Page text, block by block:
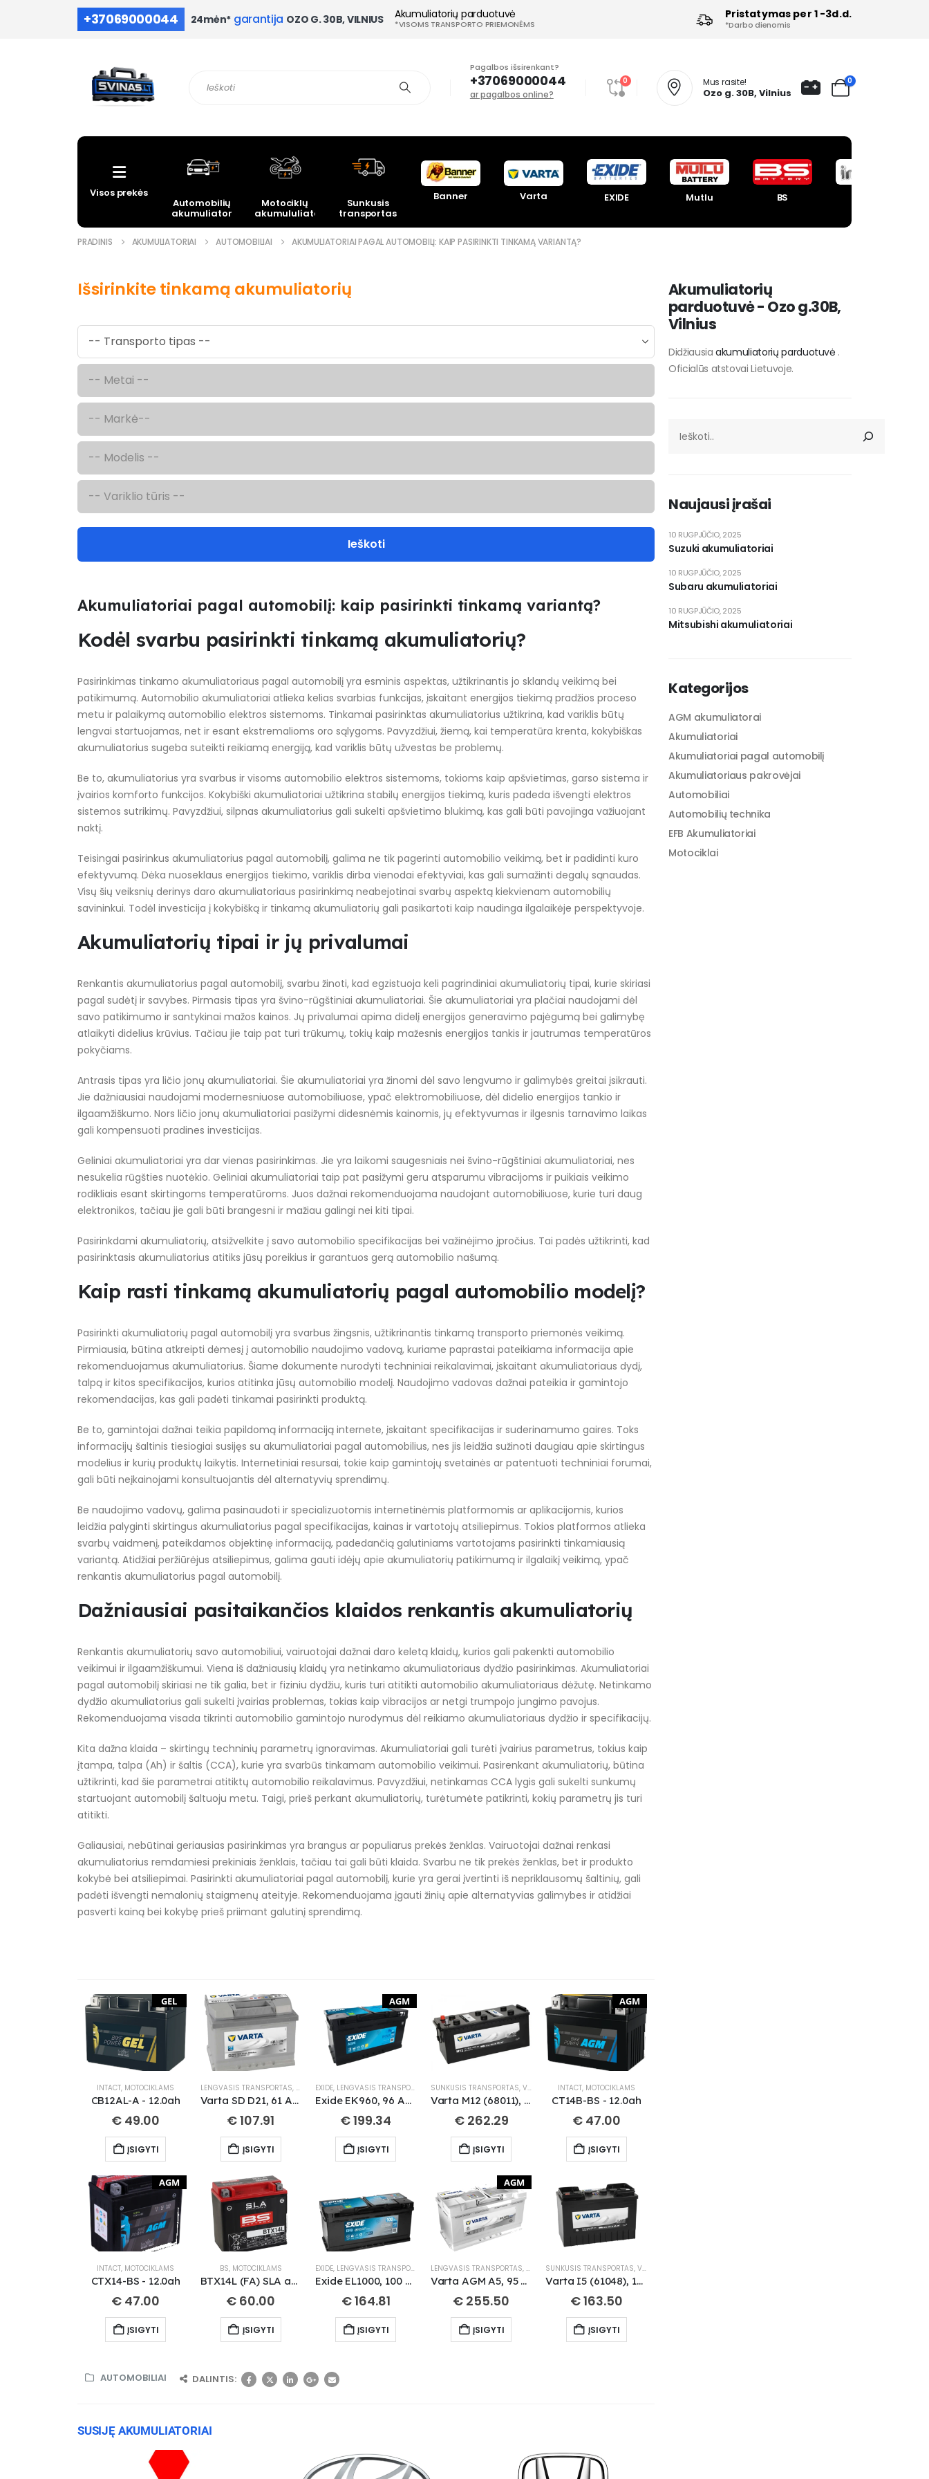
+37069000044 24mėn* garantija OZO G. 30B, VILNIUS Akumuliatorių parduotuvė
*VISOMS TRANSPORTO PRIEMONĖMS
Pristatymas per 1 -3d.d.
*Darbo dienomis
Pagalbos išsirenkant?
+37069000044
ar pagalbos online?
0 Mus rasite!
Ozo g. 30B, Vilnius
0
Visos prekės
Automobilių
akumuliatoriai
Motociklų
akumululiatoriai
Sunkusis
transportas
Banner Varta EXIDE Mutlu BS
PRADINIS AKUMULIATORIAI AUTOMOBILIAI AKUMULIATORIAI PAGAL AUTOMOBILĮ: KAIP PASIRINKTI TINKAMĄ VARIANTĄ?
Išsirinkite tinkamą akumuliatorių
Ieškoti
Akumuliatoriai pagal automobilį: kaip pasirinkti tinkamą variantą?
Kodėl svarbu pasirinkti tinkamą akumuliatorių?
Pasirinkimas tinkamo akumuliatoriaus pagal automobilį yra esminis aspektas, užtikrinantis jo sklandų veikimą bei
patikimumą. Automobilio akumuliatoriai atlieka kelias svarbias funkcijas, įskaitant energijos tiekimą pradžios proceso
metu ir palaikymą automobilio elektros sistemoms. Tinkamai pasirinktas akumuliatorius užtikrina, kad variklis būtų
lengvai startuojamas, net ir esant ekstremalioms oro sąlygoms. Pavyzdžiui, žiemą, kai temperatūra krenta, kokybiškas
akumuliatorius sugeba suteikti reikiamą energiją, kad variklis būtų užvestas be problemų.
Be to, akumuliatorius yra svarbus ir visoms automobilio elektros sistemoms, tokioms kaip apšvietimas, garso sistema ir
įvairios komforto funkcijos. Kokybiški akumuliatoriai užtikrina stabilų energijos tiekimą, kuris padeda išvengti elektros
sistemos sutrikimų. Pavyzdžiui, silpnas akumuliatorius gali sukelti apšvietimo blukimą, kas gali būti pavojinga važiuojant
naktį.
Teisingai pasirinkus akumuliatorius pagal automobilį, galima ne tik pagerinti automobilio veikimą, bet ir padidinti kuro
efektyvumą. Dėka nuoseklaus energijos tiekimo, variklis dirba vienodai efektyviai, kas gali sumažinti degalų sąnaudas.
Visų šių veiksnių derinys daro akumuliatoriaus pasirinkimą neabejotinai svarbų aspektą kiekvienam automobilių
savininkui. Todėl investicija į kokybišką ir tinkamą akumuliatorių gali pasikartoti kaip naudinga ilgalaikėje perspektyvoje.
Akumuliatorių tipai ir jų privalumai
Renkantis akumuliatorius pagal automobilį, svarbu žinoti, kad egzistuoja keli pagrindiniai akumuliatorių tipai, kurie skiriasi
pagal sudėtį ir savybes. Pirmasis tipas yra švino-rūgštiniai akumuliatoriai. Šie akumuliatoriai yra plačiai naudojami dėl
savo patikimumo ir santykinai mažos kainos. Jų privalumai apima didelį energijos generavimo pajėgumą bei galimybę
atlaikyti didelius krūvius. Tačiau jie taip pat turi trūkumų, tokių kaip mažesnis energijos tankis ir jautrumas temperatūros
pokyčiams.
Antrasis tipas yra ličio jonų akumuliatoriai. Šie akumuliatoriai yra žinomi dėl savo lengvumo ir galimybės greitai įsikrauti.
Jie dažniausiai naudojami modernesniuose automobiliuose, ypač elektromobiliuose, dėl didelio energijos tankio ir
ilgaamžiškumo. Nors ličio jonų akumuliatoriai pasižymi didesnėmis kainomis, jų efektyvumas ir ilgesnis tarnavimo laikas
gali kompensuoti pradines investicijas.
Geliniai akumuliatoriai yra dar vienas pasirinkimas. Jie yra laikomi saugesniais nei švino-rūgštiniai akumuliatoriai, nes
nesukelia rūgšties nuotėkio. Geliniai akumuliatoriai taip pat pasižymi geru atsparumu vibracijoms ir puikiais veikimo
rodikliais esant skirtingoms temperatūroms. Juos dažnai rekomenduojama naudojant automobiliuose, kurie turi daug
elektronikos, tačiau jie gali būti brangesni ir mažiau galingi nei kiti tipai.
Pasirinkdami akumuliatorių, atsižvelkite į savo automobilio specifikacijas bei važinėjimo įpročius. Tai padės užtikrinti, kad
pasirinktasis akumuliatorius atitiks jūsų poreikius ir garantuos gerą automobilio našumą.
Kaip rasti tinkamą akumuliatorių pagal automobilio modelį?
Pasirinkti akumuliatorių pagal automobilį yra svarbus žingsnis, užtikrinantis tinkamą transporto priemonės veikimą.
Pirmiausia, būtina atkreipti dėmesį į automobilio naudojimo vadovą, kuriame paprastai pateikiama informacija apie
rekomenduojamus akumuliatorius. Šiame dokumente nurodyti techniniai reikalavimai, įskaitant akumuliatoriaus dydį,
talpą ir kitos specifikacijos, kurios atitinka jūsų automobilio modelį. Naudojimo vadovas dažnai pateikia ir gamintojo
rekomendacijas, kas gali padėti tinkamai pasirinkti produktą.
Be to, gamintojai dažnai teikia papildomą informaciją internete, įskaitant specifikacijas ir suderinamumo gaires. Toks
informacijų šaltinis tiesiogiai susijęs su akumuliatoriai pagal automobilius, nes jis leidžia sužinoti daugiau apie skirtingus
modelius ir kurių produktų laikytis. Internetiniai resursai, tokie kaip gamintojų svetainės ar patentuoti techniniai forumai,
gali būti neįkainojami konsultuojantis dėl alternatyvių sprendimų.
Be naudojimo vadovų, galima pasinaudoti ir specializuotomis internetinėmis platformomis ar aplikacijomis, kurios
leidžia palyginti skirtingus akumuliatorius pagal specifikacijas, kainas ir vartotojų atsiliepimus. Tokios platformos atlieka
svarbų vaidmenį, pateikdamos objektinę informaciją, padedančią galutiniams vartotojams pasirinkti tinkamiausią
variantą. Atidžiai peržiūrėjus atsiliepimus, galima gauti idėjų apie akumuliatorių patikimumą ir ilgalaikį veikimą, ypač
renkantis akumuliatorius pagal automobilį.
Dažniausiai pasitaikančios klaidos renkantis akumuliatorių
Renkantis akumuliatorių savo automobiliui, vairuotojai dažnai daro keletą klaidų, kurios gali pakenkti automobilio
veikimui ir ilgaamžiškumui. Viena iš dažniausių klaidų yra netinkamo akumuliatoriaus dydžio pasirinkimas. Akumuliatoriai
pagal automobilį skiriasi ne tik galia, bet ir fiziniu dydžiu, kuris turi atitikti automobilio akumuliatoriaus dėžutę. Netinkamo
dydžio akumuliatorius gali sukelti įvairias problemas, tokias kaip vibracijos ar netgi trumpojo jungimo pavojus.
Rekomenduojama visada tikrinti automobilio gamintojo nurodymus dėl reikiamo akumuliatoriaus dydžio ir specifikacijų.
Kita dažna klaida – skirtingų techninių parametrų ignoravimas. Akumuliatoriai gali turėti įvairius parametrus, tokius kaip
įtampa, talpa (Ah) ir šaltis (CCA), kurie yra svarbūs tinkamam automobilio veikimui. Pasirenkant akumuliatorių, būtina
užtikrinti, kad šie parametrai atitiktų automobilio reikalavimus. Pavyzdžiui, netinkamas CCA lygis gali sukelti sunkumų
startuojant automobilį šaltuoju metu. Taigi, prieš perkant akumuliatorių, turėtumėte patikrinti, kokių parametrų jis turi
atitikti.
Galiausiai, nebūtinai geriausias pasirinkimas yra brangus ar populiarus prekės ženklas. Vairuotojai dažnai renkasi
akumuliatorius remdamiesi prekiniais ženklais, tačiau tai gali būti klaida. Svarbu ne tik prekės ženklas, bet ir produkto
kokybė bei atsiliepimai. Pasirinkti akumuliatoriai pagal automobilį, kurie yra gerai įvertinti iš nepriklausomų šaltinių, gali
padėti išvengti nemalonių staigmenų ateityje. Rekomenduojama įgauti žinių apie alternatyvias galimybes ir atidžiai
pasverti kainą bei kokybę prieš priimant galutinį sprendimą.
GEL
INTACT, MOTOCIKLAMS
CB12AL-A - 12.0ah
€ 49.00
ĮSIGYTI
LENGVASIS TRANSPORTAS, VARTA
Varta SD D21, 61 Ah 600 A EN 12V
€107.91
ĮSIGYTI
AGM
EXIDE, LENGVASIS TRANSPORTAS
Exide EK960, 96 Ah 850 A EN 12V AGM
€199.34
ĮSIGYTI
SUNKUSIS TRANSPORTAS, VARTA
Varta M12 (68011), 180 Ah 1400 A EN 12V
€262.29
ĮSIGYTI
AGM
INTACT, MOTOCIKLAMS
CT14B-BS - 12.0ah
€47.00
ĮSIGYTI
AGM
INTACT, MOTOCIKLAMS
CTX14-BS - 12.0ah
€ 47.00
ĮSIGYTI
BS, MOTOCIKLAMS
BTX14L (FA) SLA akumuliatorius
€ 60.00
ĮSIGYTI
EXIDE, LENGVASIS TRANSPORTAS
Exide EL1000, 100 Ah 900 A EN 12V
€164.81
ĮSIGYTI
AGM
LENGVASIS TRANSPORTAS, VARTA
Varta AGM A5, 95 Ah 850 A EN 12V AGM
€ 255.50
ĮSIGYTI
SUNKUSIS TRANSPORTAS,VARTA
Varta I5 (61048), 110 Ah 680 A EN 12V
€163.50
ĮSIGYTI
AUTOMOBILIAI DALINTIS:
SUSIJĘ AKUMULIATORIAI
Akumuliatorių
parduotuvė - Ozo g.30B,
Vilnius
Didžiausiaakumuliatorių parduotuvė .
Oficialūs atstovai Lietuvoje.
Naujausi įrašai
Suzuki akumuliatoriai
10 RUGPJŪČIO, 2025
Subaru akumuliatoriai
10 RUGPJŪČIO, 2025
Mitsubishi akumuliatoriai
10 RUGPJŪČIO, 2025
Kategorijos
AGM akumuliatorai
Akumuliatoriai
Akumuliatoriai pagal automobilį
Akumuliatoriaus pakrovėjai
Automobiliai
Automobilių technika
EFB Akumuliatoriai
Motociklai